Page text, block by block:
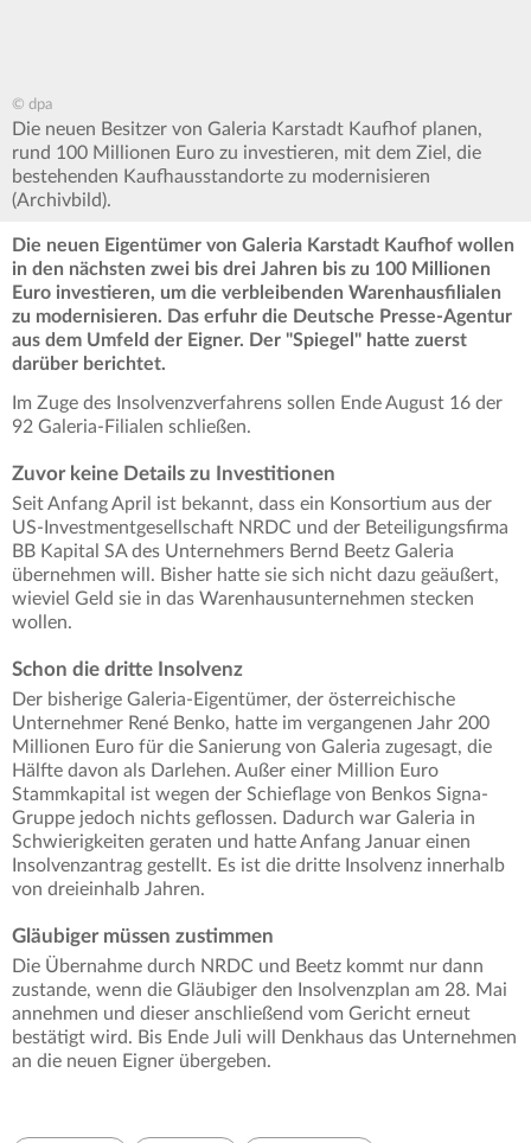
© dpa
Die neuen Besitzer von Galeria Karstadt Kaufhof planen,
rund 100 Millionen Euro zu investieren, mit dem Ziel, die
bestehenden Kaufhausstandorte zu modernisieren
(Archivbild).
Die neuen Eigentümer von Galeria Karstadt Kaufhof wollen
in den nächsten zwei bis drei Jahren bis zu 100 Millionen
Euro investieren, um die verbleibenden Warenhausfilialen
zu modernisieren. Das erfuhr die Deutsche Presse-Agentur
aus dem Umfeld der Eigner. Der "Spiegel" hatte zuerst
darüber berichtet.
Im Zuge des Insolvenzverfahrens sollen Ende August 16 der
92 Galeria-Filialen schließen.
Zuvor keine Details zu Investitionen
Seit Anfang April ist bekannt, dass ein Konsortium aus der
US-Investmentgesellschaft NRDC und der Beteiligungsfirma
BB Kapital SA des Unternehmers Bernd Beetz Galeria
übernehmen will. Bisher hatte sie sich nicht dazu geäußert,
wieviel Geld sie in das Warenhausunternehmen stecken
wollen.
Schon die dritte Insolvenz
Der bisherige Galeria-Eigentümer, der österreichische
Unternehmer René Benko, hatte im vergangenen Jahr 200
Millionen Euro für die Sanierung von Galeria zugesagt, die
Hälfte davon als Darlehen. Außer einer Million Euro
Stammkapital ist wegen der Schieflage von Benkos Signa-
Gruppe jedoch nichts geflossen. Dadurch war Galeria in
Schwierigkeiten geraten und hatte Anfang Januar einen
Insolvenzantrag gestellt. Es ist die dritte Insolvenz innerhalb
von dreieinhalb Jahren.
Gläubiger müssen zustimmen
Die Übernahme durch NRDC und Beetz kommt nur dann
zustande, wenn die Gläubiger den Insolvenzplan am 28. Mai
annehmen und dieser anschließend vom Gericht erneut
bestätigt wird. Bis Ende Juli will Denkhaus das Unternehmen
an die neuen Eigner übergeben.